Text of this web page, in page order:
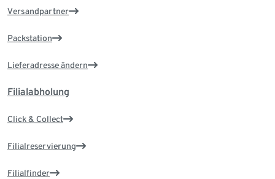
Versandpartner
Packstation
Lieferadresse ändern
Filialabholung
Click & Collect
Filialreservierung
Filialfinder